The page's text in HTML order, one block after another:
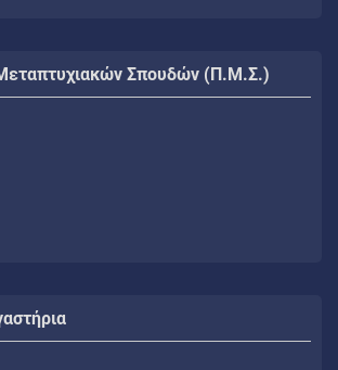
Σπουδών (Π.Μ.Σ.)